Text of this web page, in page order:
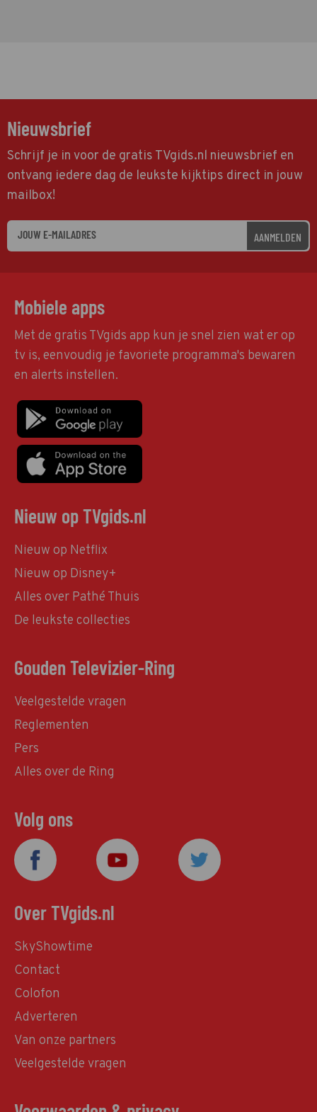
Nieuwsbrief
Schrijf je in voor de gratis TVgids.nl nieuwsbrief en
ontvang iedere dag de leukste kijktips direct in jouw
mailbox!
AANMELDEN
Mobiele apps
Met de gratis TVgids app kun je snel zien wat er op
tv is, eenvoudig je favoriete programma's bewaren
en alerts instellen.
Nieuw op TVgids.nl
Nieuw op Netflix
Nieuw op Disney+
Alles over Pathé Thuis
De leukste collecties
Gouden Televizier-Ring
Veelgestelde vragen
Reglementen
Pers
Alles over de Ring
Volg ons
Over TVgids.nl
SkyShowtime
Contact
Colofon
Adverteren
Van onze partners
Veelgestelde vragen